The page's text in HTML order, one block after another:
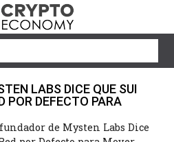
LABS DICE QUE SUI
POR DEFECTO PARA
de Mysten Labs Dice